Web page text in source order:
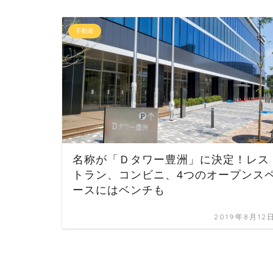
不動産
名称が「Ｄタワー豊洲」に決定！レス
トラン、コンビニ、4つのオープンス
ースにはベンチも
2019年8月12